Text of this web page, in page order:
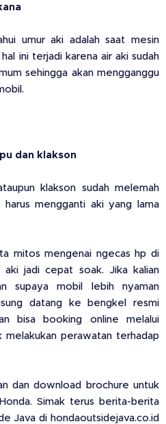
umur aki adalah saat mesin
ini terjadi karena air aki sudah
sehingga akan mengganggu
dan klakson
klakson sudah melemah
harus mengganti aki yang lama
mitos mengenai ngecas hp di
jadi cepat soak. Jika kalian
supaya mobil lebih nyaman
datang ke bengkel resmi
bisa booking online melalui
melakukan perawatan terhadap
dan download brochure untuk
Simak terus berita-berita
Java di hondaoutsidejava.co.id